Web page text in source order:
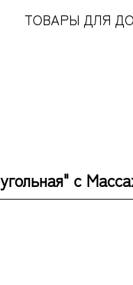
ТОВАРЫ ДЛЯ
с